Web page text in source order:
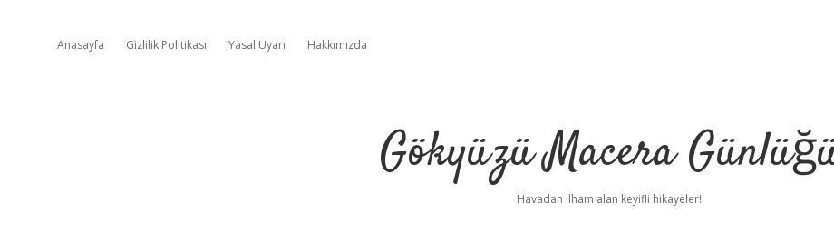
Anasayfa Gizlilik Politikası Yasal Uyarı Hakkımızda
Gökyüzü Macera
Havadan ilham alan keyifli hikayeler!